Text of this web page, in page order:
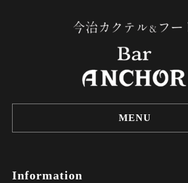
MENU
Information